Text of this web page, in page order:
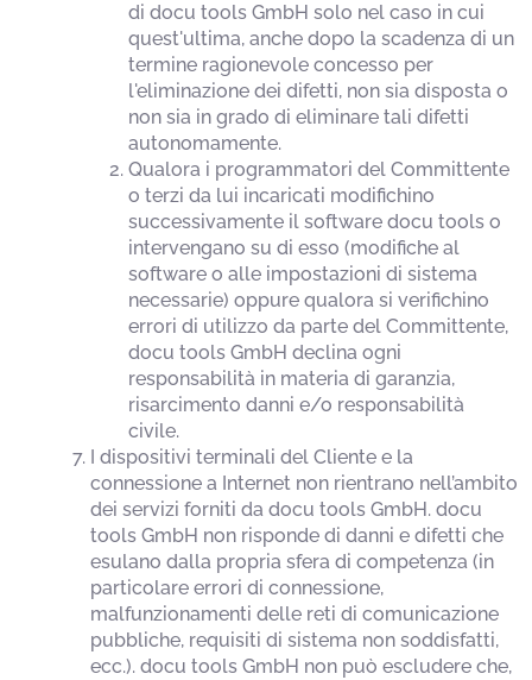
di docu tools GmbH solo nel caso in cui
quest'ultima, anche dopo la scadenza di un
termine ragionevole concesso per
l'eliminazione dei difetti, non sia disposta o
non sia in grado di eliminare tali difetti
autonomamente.
Qualora i programmatori del Committente
o terzi da lui incaricati modifichino
successivamente il software docu tools o
intervengano su di esso (modifiche al
software o alle impostazioni di sistema
necessarie) oppure qualora si verifichino
errori di utilizzo da parte del Committente,
docu tools GmbH declina ogni
responsabilità in materia di garanzia,
risarcimento danni e/o responsabilità
civile.
I dispositivi terminali del Cliente e la
connessione a Internet non rientrano nell’ambito
dei servizi forniti da docu tools GmbH. docu
tools GmbH non risponde di danni e difetti che
esulano dalla propria sfera di competenza (in
particolare errori di connessione,
malfunzionamenti delle reti di comunicazione
pubbliche, requisiti di sistema non soddisfatti,
ecc.). docu tools GmbH non può escludere che,